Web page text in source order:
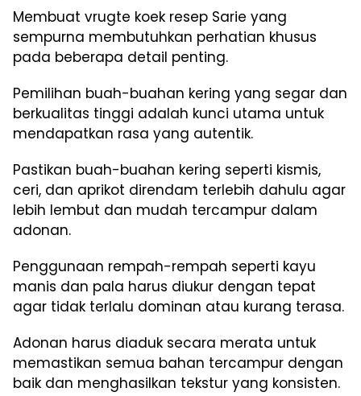
Membuat vrugte koek resep Sarie yang
sempurna membutuhkan perhatian khusus
pada beberapa detail penting.
Pemilihan buah-buahan kering yang segar dan
berkualitas tinggi adalah kunci utama untuk
mendapatkan rasa yang autentik.
Pastikan buah-buahan kering seperti kismis,
ceri, dan aprikot direndam terlebih dahulu agar
lebih lembut dan mudah tercampur dalam
adonan.
Penggunaan rempah-rempah seperti kayu
manis dan pala harus diukur dengan tepat
agar tidak terlalu dominan atau kurang terasa.
Adonan harus diaduk secara merata untuk
memastikan semua bahan tercampur dengan
baik dan menghasilkan tekstur yang konsisten.